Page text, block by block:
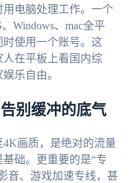
电脑处理工作。一个
Windows、mac全平
使用一个账号。这
在平板上看国内综
乐自由。
别缓冲的底气
画质，是绝对的流量
础。更重要的是“专
音、游戏加速专线，甚